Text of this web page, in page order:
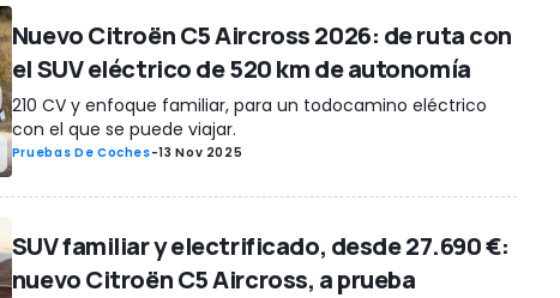
Nuevo Citroën C5 Aircross 2026: de ruta con
el SUV eléctrico de 520 km de autonomía
210 CV y enfoque familiar, para un todocamino eléctrico
con el que se puede viajar.
Pruebas De Coches-13 Nov 2025
SUV familiar y electrificado, desde 27.690 €:
nuevo Citroën C5 Aircross, a prueba